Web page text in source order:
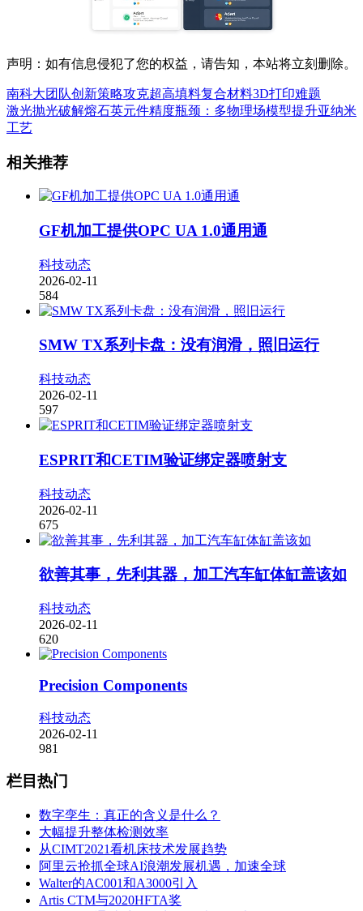
声明：如有信息侵犯了您的权益，请告知，本站将立刻删除。
南科大团队创新策略攻克超高填料复合材料3D打印难题
激光抛光破解熔石英元件精度瓶颈：多物理场模型提升亚纳米
工艺
相关推荐
GF机加工提供OPC UA 1.0通用通
科技动态
2026-02-11
584
SMW TX系列卡盘：没有润滑，照旧运行
科技动态
2026-02-11
597
ESPRIT和CETIM验证绑定器喷射支
科技动态
2026-02-11
675
欲善其事，先利其器，加工汽车缸体缸盖该如
科技动态
2026-02-11
620
Precision Components
科技动态
2026-02-11
981
栏目热门
数字孪生：真正的含义是什么？
大幅提升整体检测效率
从CIMT2021看机床技术发展趋势
阿里云抢抓全球AI浪潮发展机遇，加速全球
Walter的AC001和A3000引入
Artis CTM与2020HFTA奖